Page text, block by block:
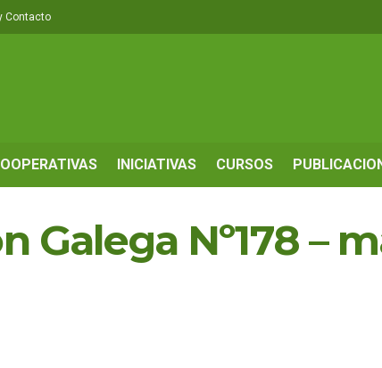
Contacto
INICIATIVAS CURSOS
Galega Nº178 –